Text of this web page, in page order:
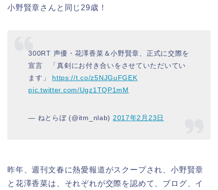
小野賢章さんと同じ29歳！
300RT 声優・花澤香菜＆小野賢章、正式に交際を
宣言 「真剣にお付き合いをさせていただいてい
ます」 https://t.co/z5NJGuFGEK
pic.twitter.com/Ugz1TQP1mM
— ねとらぼ (@itm_nlab) 2017年2月23日
昨年、週刊文春に熱愛報道がスクープされ、小野賢章
と花澤香菜は、それぞれが交際を認めて、ブログ、イ